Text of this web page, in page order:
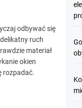
odbywać się
ruch
materiał
okien
rozpadać.